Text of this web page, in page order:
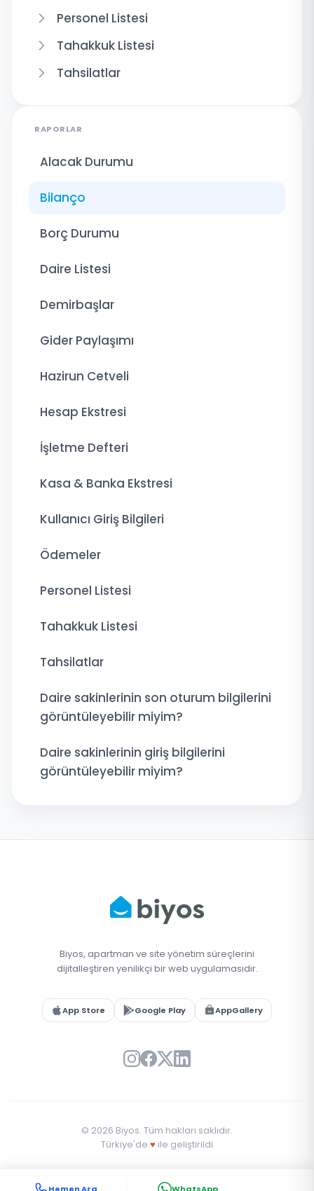
Personel Listesi
Tahakkuk Listesi
Tahsilatlar
RAPORLAR
Alacak Durumu
Bilanço
Borç Durumu
Daire Listesi
Demirbaşlar
Gider Paylaşımı
Hazirun Cetveli
Hesap Ekstresi
İşletme Defteri
Kasa & Banka Ekstresi
Kullanıcı Giriş Bilgileri
Ödemeler
Personel Listesi
Tahakkuk Listesi
Tahsilatlar
Daire sakinlerinin son oturum bilgilerini
görüntüleyebilir miyim?
Daire sakinlerinin giriş bilgilerini
görüntüleyebilir miyim?
Biyos, apartman ve site yönetim süreçlerini
dijitalleştiren yenilikçi bir web uygulamasıdır.
App Store Google Play AppGallery
© 2026 Biyos. Tüm hakları saklıdır.
Türkiye'de ♥ ile geliştirildi
Hemen Ara WhatsApp